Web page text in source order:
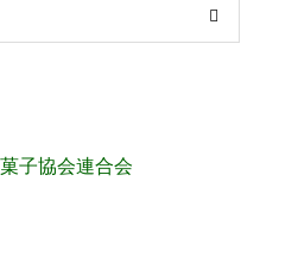
子協会連合会